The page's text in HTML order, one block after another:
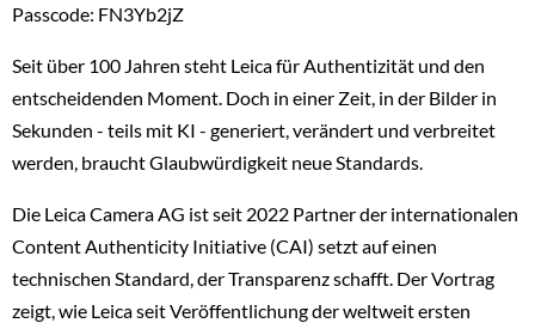
Passcode: FN3Yb2jZ
Seit über 100 Jahren steht Leica für Authentizität und den
entscheidenden Moment. Doch in einer Zeit, in der Bilder in
Sekunden - teils mit KI - generiert, verändert und verbreitet
werden, braucht Glaubwürdigkeit neue Standards.
Die Leica Camera AG ist seit 2022 Partner der internationalen
Content Authenticity Initiative (CAI) setzt auf einen
technischen Standard, der Transparenz schafft. Der Vortrag
zeigt, wie Leica seit Veröffentlichung der weltweit ersten